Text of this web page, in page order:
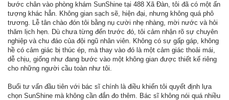
bước chân vào phòng khám SunShine tại 488 Xã Đàn, tôi đã có một ấn
tượng khác hẳn. Không gian sạch sẽ, hiện đại, nhưng không quá phô
trương. Lễ tân chào đón tôi bằng nụ cười nhẹ nhàng, mời nước và hỏi
thăm lịch hẹn. Dù chưa từng đến trước đó, tôi cảm nhận rõ sự chuyên
nghiệp và chu đáo của đội ngũ nhân viên. Không có sự gấp gáp, không
hề có cảm giác bị thúc ép, mà thay vào đó là một cảm giác thoải mái,
dễ chịu, giống như đang bước vào một không gian được thiết kế riêng
cho những người cầu toàn như tôi.
Buổi tư vấn đầu tiên với bác sĩ chính là điều khiến tôi quyết định lựa
chọn SunShine mà không cần đắn đo thêm. Bác sĩ không nói quá nhiều